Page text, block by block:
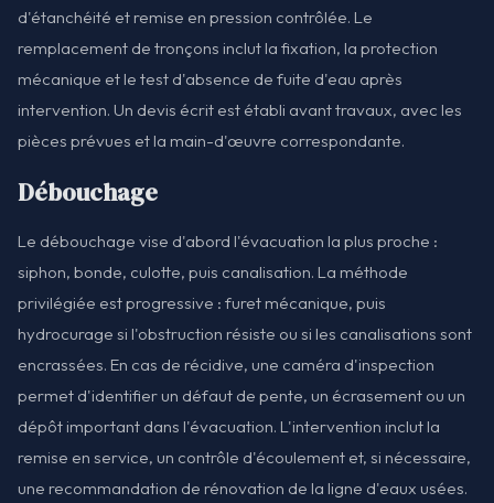
d'étanchéité et remise en pression contrôlée. Le
remplacement de tronçons inclut la fixation, la protection
mécanique et le test d'absence de fuite d'eau après
intervention. Un devis écrit est établi avant travaux, avec les
pièces prévues et la main-d'œuvre correspondante.
Débouchage
Le débouchage vise d'abord l'évacuation la plus proche :
siphon, bonde, culotte, puis canalisation. La méthode
privilégiée est progressive : furet mécanique, puis
hydrocurage si l'obstruction résiste ou si les canalisations sont
encrassées. En cas de récidive, une caméra d'inspection
permet d'identifier un défaut de pente, un écrasement ou un
dépôt important dans l'évacuation. L'intervention inclut la
remise en service, un contrôle d'écoulement et, si nécessaire,
une recommandation de rénovation de la ligne d'eaux usées.